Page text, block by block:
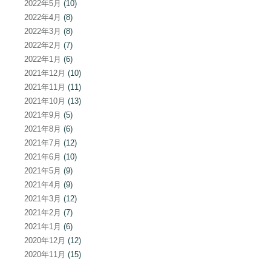
2022年5月 (10)
2022年4月 (8)
2022年3月 (8)
2022年2月 (7)
2022年1月 (6)
2021年12月 (10)
2021年11月 (11)
2021年10月 (13)
2021年9月 (5)
2021年8月 (6)
2021年7月 (12)
2021年6月 (10)
2021年5月 (9)
2021年4月 (9)
2021年3月 (12)
2021年2月 (7)
2021年1月 (6)
2020年12月 (12)
2020年11月 (15)